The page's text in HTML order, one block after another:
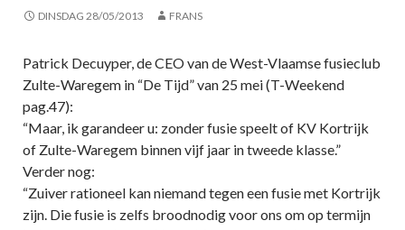
DINSDAG 28/05/2013 FRANS
Patrick Decuyper, de CEO van de West-Vlaamse fusieclub
Zulte-Waregem in “De Tijd” van 25 mei (T-Weekend
pag.47):
“Maar, ik garandeer u: zonder fusie speelt of KV Kortrijk
of Zulte-Waregem binnen vijf jaar in tweede klasse.”
Verder nog:
“Zuiver rationeel kan niemand tegen een fusie met Kortrijk
zijn. Die fusie is zelfs broodnodig voor ons om op termijn